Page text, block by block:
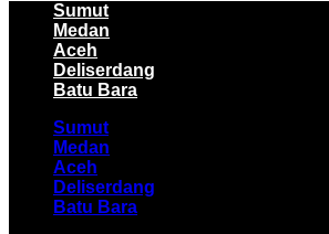
Sumut
Medan
Aceh
Deliserdang
Batu Bara
Sumut
Medan
Aceh
Deliserdang
Batu Bara